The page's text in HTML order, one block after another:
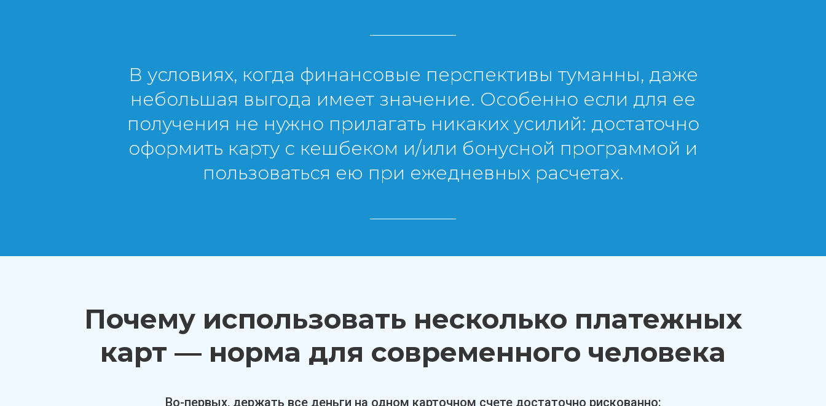
В условиях, когда финансовые перспективы туманны, даже
небольшая выгода имеет значение. Особенно если для ее
получения не нужно прилагать никаких усилий: достаточно
оформить карту с кешбеком и/или бонусной программой и
пользоваться ею при ежедневных расчетах.
Почему использовать несколько платежных
карт — норма для современного человека
Во-первых, держать все деньги на одном карточном счете достаточно рискованно: